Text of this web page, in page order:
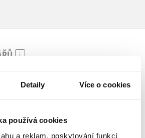
Detaily Více o cookies
používá cookies
a reklam, poskytování funkcí
vkládat pouze registrovaní uživatelé